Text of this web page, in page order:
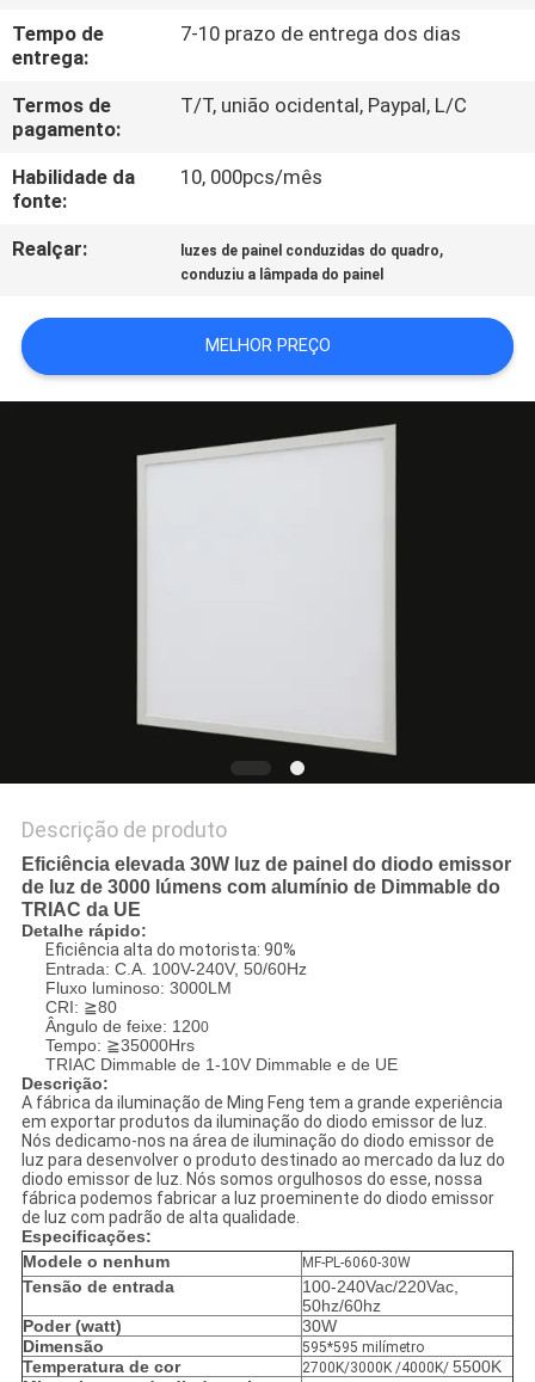
CONTACTE-
NOS
PEÇA
UMAS
DO
SITE
PRIVACY
Tempo de
entrega:
7-10 prazo de entrega dos dias
Termos de
pagamento:
T/T, união ocidental, Paypal, L/C
Habilidade da
fonte:
10, 000pcs/mês
Realçar: luzes de painel conduzidas do quadro,
conduziu a lâmpada do painel
MELHOR PREÇO
Descrição de produto
Eficiência elevada 30W luz de painel do diodo emissor
de luz de 3000 lúmens com alumínio de Dimmable do
TRIAC da UE
Detalhe rápido:
Eficiência alta do motorista: 90%
Entrada: C.A. 100V-240V, 50/60Hz
Fluxo luminoso: 3000LM
CRI: ≧80
Ângulo de feixe: 1200
Tempo: ≧35000Hrs
TRIAC Dimmable de 1-10V Dimmable e de UE
Descrição:
A fábrica da iluminação de Ming Feng tem a grande experiência
em exportar produtos da iluminação do diodo emissor de luz.
Nós dedicamo-nos na área de iluminação do diodo emissor de
luz para desenvolver o produto destinado ao mercado da luz do
diodo emissor de luz. Nós somos orgulhosos do esse, nossa
fábrica podemos fabricar a luz proeminente do diodo emissor
de luz com padrão de alta qualidade.
Especificações:
Modele o nenhum
MF-PL-6060-30W
Tensão de entrada
100-240Vac/220Vac,
50hz/60hz
Poder (watt)
30W
Dimensão
595*595 milímetro
Temperatura de cor 2700K/3000K /4000K/ 5500K